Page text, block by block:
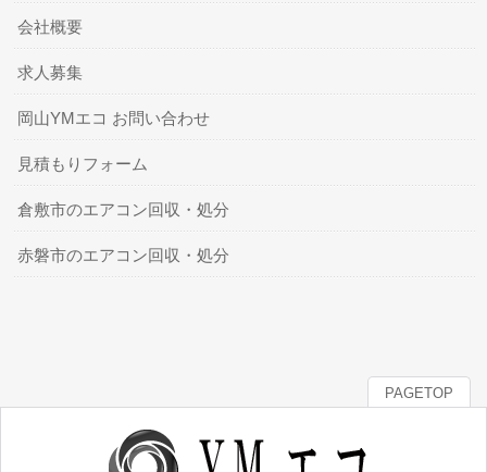
会社概要
求人募集
岡山YMエコ お問い合わせ
見積もりフォーム
倉敷市のエアコン回収・処分
赤磐市のエアコン回収・処分
PAGETOP